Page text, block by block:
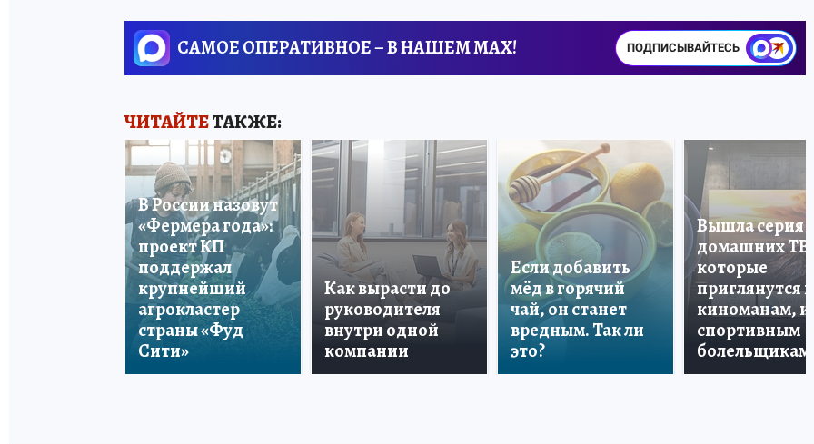
САМОЕ ОПЕРАТИВНОЕ – В НАШЕМ MAX! ПОДПИСЫВАЙТЕСЬ
ЧИТАЙТЕТАКЖЕ:
В России назовут
«Фермера года»:
проект КП
поддержал
крупнейший
агрокластер
страны «Фуд
Сити»
Как вырасти до
руководителя
внутри одной
компании
Если добавить
мёд в горячий
чай, он станет
вредным. Так ли
это?
Вышла серия
домашних ТВ,
которые
приглянутся и
киноманам, и
спортивным
болельщикам